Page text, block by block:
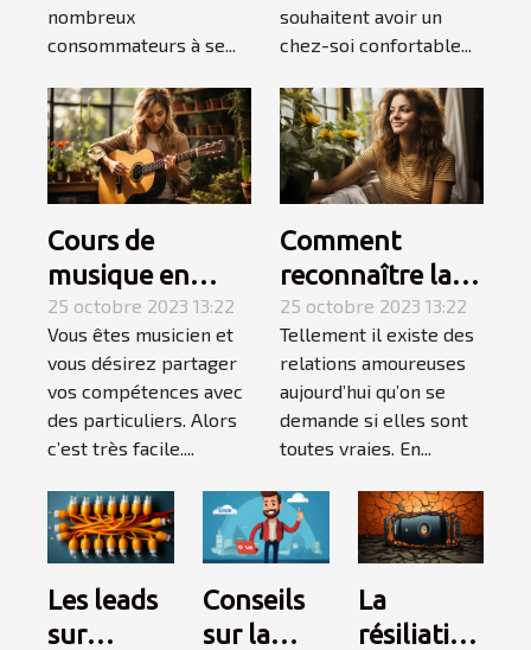
nombreux
consommateurs à se...
souhaitent avoir un
chez-soi confortable...
Cours de
musique en
Auto-
Entrepreneur :
l’essentiel de ce
qu’il faut
retenir ?
25 octobre 2023 13:22
Vous êtes musicien et
vous désirez partager
vos compétences avec
des particuliers. Alors
c’est très facile....
Comment
reconnaître la
femme de votre
vie ?
25 octobre 2023 13:22
Tellement il existe des
relations amoureuses
aujourd’hui qu’on se
demande si elles sont
toutes vraies. En...
Les leads
sur
Conseils
sur la
La
résiliation